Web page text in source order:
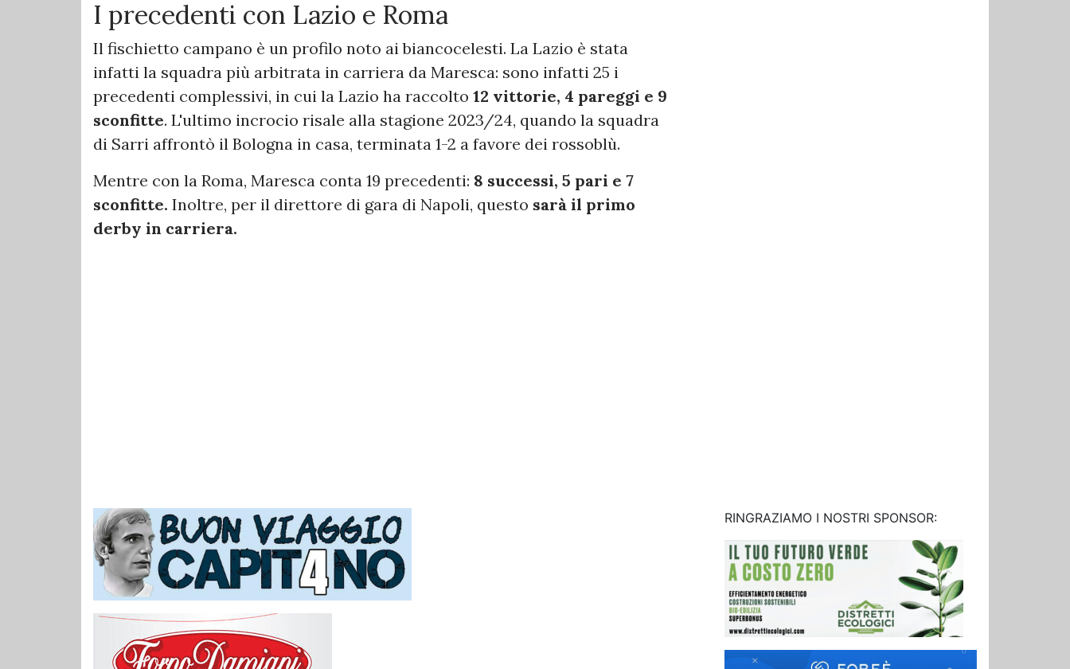
I precedenti con Lazio e Roma
Il fischietto campano è un profilo noto ai biancocelesti. La Lazio è stata
infatti la squadra più arbitrata in carriera da Maresca: sono infatti 25 i
precedenti complessivi, in cui la Lazio ha raccolto 12 vittorie, 4 pareggi e 9
sconfitte. L'ultimo incrocio risale alla stagione 2023/24, quando la squadra
di Sarri affrontò il Bologna in casa, terminata 1-2 a favore dei rossoblù.
Mentre con la Roma, Maresca conta 19 precedenti: 8 successi, 5 pari e 7
sconfitte. Inoltre, per il direttore di gara di Napoli, questo sarà il primo
derby in carriera.
RINGRAZIAMO I NOSTRI SPONSOR: